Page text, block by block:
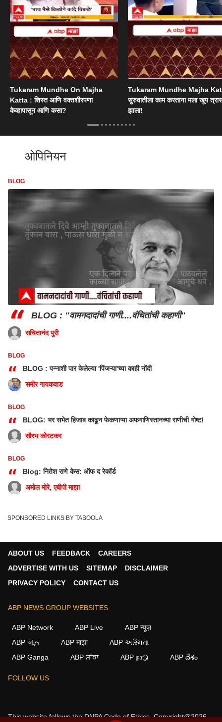
Tukaram Mundhe On Majha
Katta : शिस्त आणि वक्तशीरपणा
केव्हापासून आणि कसा?
Tukaram Mundhe Majha
सुरुवातीला काम करताना मला खूप
झाला!
ओपिनियन
BLOG
“ BLOG : "वामनदादांची गाणी....वंचितांची कहाणी"
सचितानंद पुरी
BLOG
“
BLOG : पन्नाशी पार केलेल्या 'पिंजऱ्या'च्या काही नोंदी
समीर गायकवाड
BLOG
“
BLOG: भर सभेत हिजाब काढून फेकणाऱ्या अफगाणिस्तानच्या राणीची गोष्ट!
सौरभ कोरटकर
BLOG
“
Blog: नितेश राणे केस: ऑफ द रेकॉर्ड
अमोल मोरे, एबीपी माझा
SPONSORED LINKS BY TABOOLA
ABOUT US FEEDBACK
CAREERS
ADVERTISE WITH US
SITEMAP
DISCLAIMER
PRIVACY POLICY
CONTACT US
ABP NEWS GROUP WEBSITES
ABP Network ABP Live
ABP न्यूज़
ABP আনন্দ
ABP माझा
ABP અસ્મિતા
ABP Ganga
ABP ਸਾਂਝਾ ABP நாடு ABP దేశం
FOLLOW US
This website follows theDNPA Code of Ethics.Copyright@2026.